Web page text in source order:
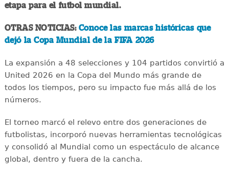
etapa para el futbol mundial.
OTRAS NOTICIAS: Conoce las marcas históricas que
dejó la Copa Mundial de la FIFA 2026
La expansión a 48 selecciones y 104 partidos convirtió a
United 2026 en la Copa del Mundo más grande de
todos los tiempos, pero su impacto fue más allá de los
números.
El torneo marcó el relevo entre dos generaciones de
futbolistas, incorporó nuevas herramientas tecnológicas
y consolidó al Mundial como un espectáculo de alcance
global, dentro y fuera de la cancha.